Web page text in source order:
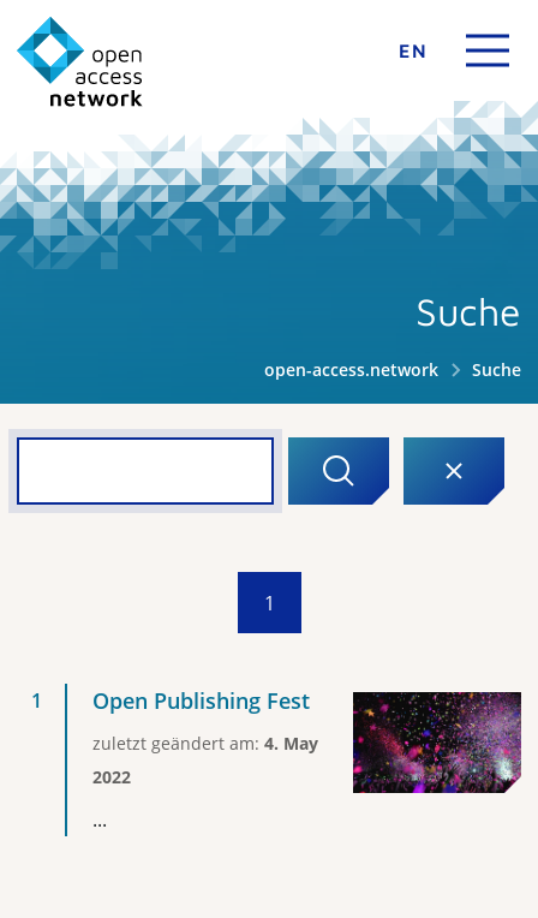
EN
Suche
open-access.network Suche
1
Open Publishing Fest
zuletzt geändert am: 4. May
2022
...